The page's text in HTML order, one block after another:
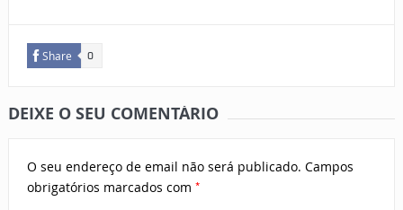
Share 0
DEIXE O SEU COMENTÁRIO
O seu endereço de email não será publicado. Campos
obrigatórios marcados com *